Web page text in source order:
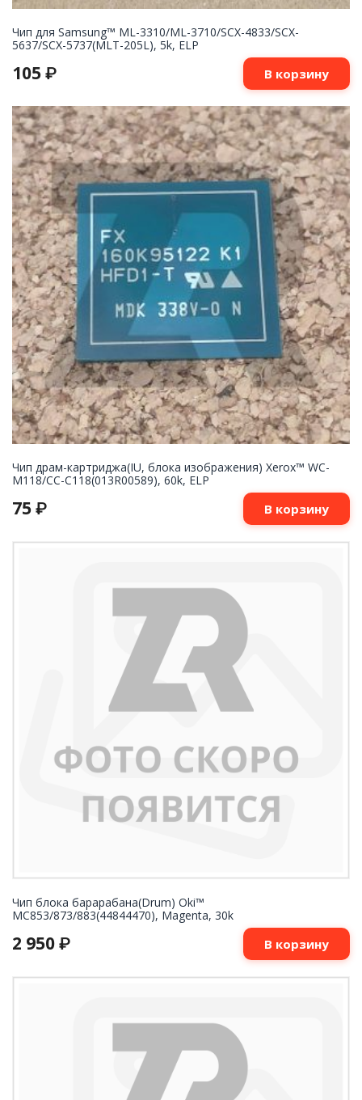
Чип для Samsung™ ML-3310/ML-3710/SCX-4833/SCX-
5637/SCX-5737(MLT-205L), 5k, ELP
105 ₽ В корзину
Чип драм-картриджа(IU, блока изображения) Xerox™ WC-
M118/СС-С118(013R00589), 60k, ELP
75 ₽ В корзину
Чип блока барарабана(Drum) Oki™
MC853/873/883(44844470), Magenta, 30k
2 950 ₽ В корзину